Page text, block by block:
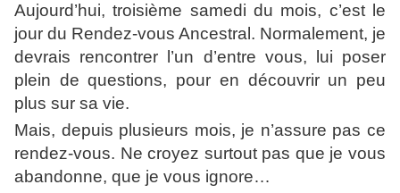
Aujourd’hui, troisième samedi du mois, c’est le
jour du Rendez-vous Ancestral. Normalement, je
devrais rencontrer l’un d’entre vous, lui poser
plein de questions, pour en découvrir un peu
plus sur sa vie.
Mais, depuis plusieurs mois, je n’assure pas ce
rendez-vous. Ne croyez surtout pas que je vous
abandonne, que je vous ignore…